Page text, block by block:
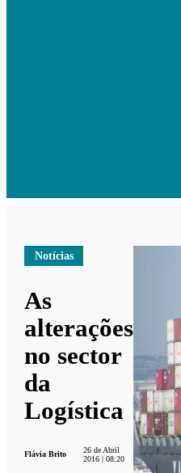
Notícias
As
alterações
no sector
da
Logística
Flávia Brito
26 de Abril
2016 | 08:20